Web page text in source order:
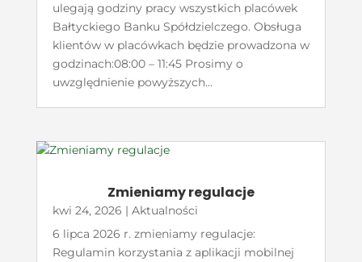
ulegają godziny pracy wszystkich placówek
Bałtyckiego Banku Spółdzielczego. Obsługa
klientów w placówkach będzie prowadzona w
godzinach:08:00 – 11:45 Prosimy o
uwzględnienie powyższych...
Zmieniamy regulacje
kwi 24, 2026 | Aktualności
6 lipca 2026 r. zmieniamy regulacje:
Regulamin korzystania z aplikacji mobilnej